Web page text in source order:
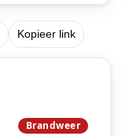
Kopieer link
Brandweer